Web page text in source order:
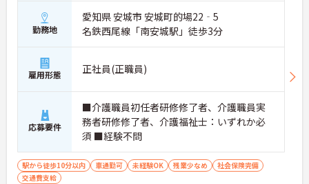
勤務地
愛知県 安城市 安城町的場22‐5
名鉄西尾線「南安城駅」徒歩3分
雇用形態 正社員(正職員)
応募要件
■介護職員初任者研修修了者、介護職員実
務者研修修了者、介護福祉士：いずれか必
須 ■経験不問
駅から徒歩10分以内 車通勤可 未経験OK 残業少なめ
社会保険完備
交通費支給